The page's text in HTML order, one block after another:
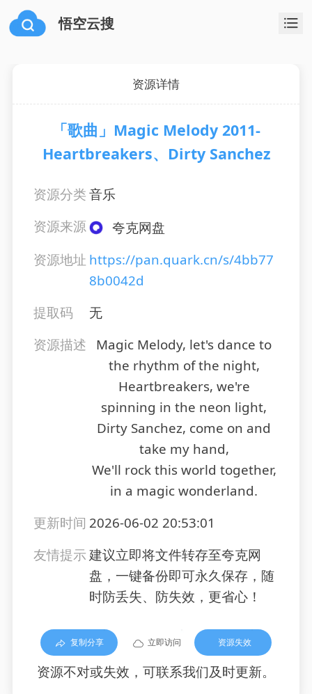
悟空云搜
资源详情
「歌曲」Magic Melody 2011-
Heartbreakers、Dirty Sanchez
资源分类音乐
资源来源
夸克网盘
资源地址 https://pan.quark.cn/s/4bb77
8b0042d
提取码
无
资源描述
Magic Melody, let's dance to
the rhythm of the night,
Heartbreakers, we're
spinning in the neon light,
Dirty Sanchez, come on and
take my hand,
We'll rock this world together,
in a magic wonderland.
更新时间 2026-06-02 20:53:01
友情提示建议立即将文件转存至夸克网
盘，一键备份即可永久保存，随
时防丢失、防失效，更省心！
复制分享 立即访问 资源失效
资源不对或失效，可联系我们及时更新。